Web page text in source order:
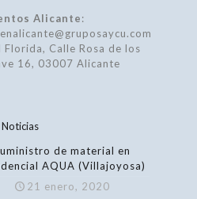
Alicante:
Calle Rosa de los
16, 03007 Alicante
Noticias
de material en
AQUA (Villajoyosa)
21 enero, 2020